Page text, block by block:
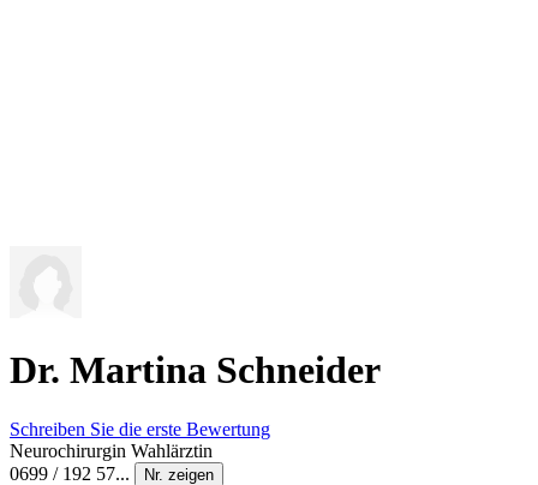
Dr. Martina Schneider
Schreiben Sie die erste Bewertung
Neurochirurgin Wahlärztin
0699 / 192 57...
Nr. zeigen